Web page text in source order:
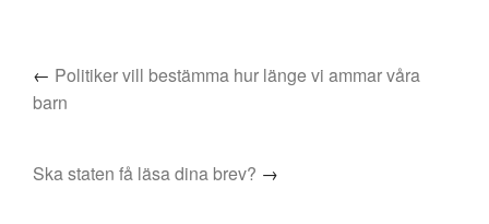
← Politiker vill bestämma hur länge vi ammar våra
barn
Ska staten få läsa dina brev? →